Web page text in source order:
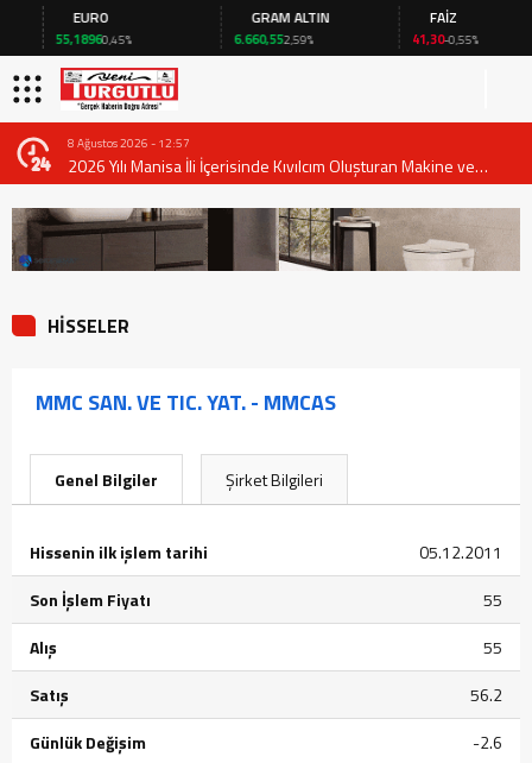
EURO
55,18960,45%
GRAM ALTIN
6.660,552,59%
FAİZ
41,30-0,55%
8 Ağustos 2026 - 12:57
2026 Yılı Manisa İli İçerisinde Kıvılcım Oluşturan Makine ve
Ekipmanların Kullanımında Alınması Gereken Tedbirlere İlişkin
Valilik Genel Emri
HİSSELER
MMC SAN. VE TIC. YAT. - MMCAS
Genel Bilgiler Şirket Bilgileri
Hissenin ilk işlem tarihi
05.12.2011
Son İşlem Fiyatı
55
Alış
55
Satış
56.2
Günlük Değişim
-2.6